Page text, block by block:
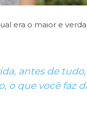
era o maior e
antes de
o que você faz